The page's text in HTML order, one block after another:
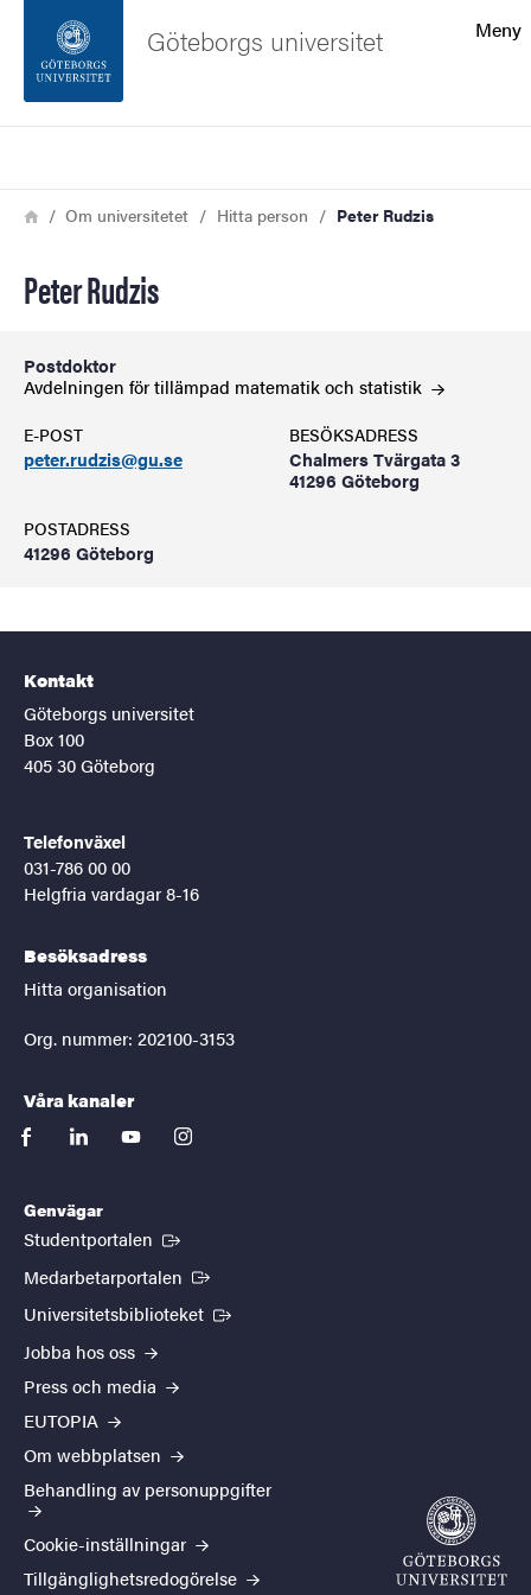
Sidfoten
Meny
Göteborgs universitet
Länkstig
HemOm universitetet Hitta person Peter Rudzis
Peter Rudzis
Postdoktor
Avdelningen för tillämpad matematik och statistik
E-POST
peter.rudzis@gu.se
BESÖKSADRESS
Chalmers Tvärgata 3
41296 Göteborg
POSTADRESS
41296 Göteborg
Kontakt
Göteborgs universitet
Box 100
405 30 Göteborg
Telefonväxel
031-786 00 00
Helgfria vardagar 8-16
Besöksadress
Hitta organisation
Org. nummer: 202100-3153
Våra kanaler
facebooklinkedinyoutubeinstagram
Genvägar
Studentportalen (Extern länk)
Medarbetarportalen (Extern länk)
Universitetsbiblioteket (Extern länk)
Jobba hos oss
Press och media
EUTOPIA
Om webbplatsen
Behandling av personuppgifter
Cookie-inställningar
Tillgänglighetsredogörelse